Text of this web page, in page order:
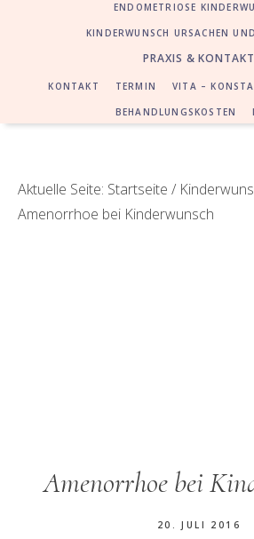
ENDOMETRIOSE
KINDERWUNSCH URSACHEN
PRAXIS & KONTAKT
KONTAKT TERMIN VITA –
BEHANDLUNGSKOSTEN
Aktuelle Seite: Startseite /
Amenorrhoe bei Kinderwunsch
Amenorrhoe bei
20. JULI 2016